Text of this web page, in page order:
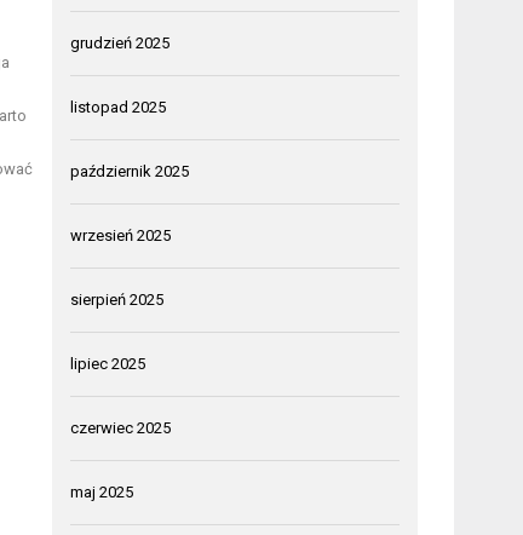
grudzień 2025
listopad 2025
październik 2025
wrzesień 2025
sierpień 2025
lipiec 2025
czerwiec 2025
maj 2025